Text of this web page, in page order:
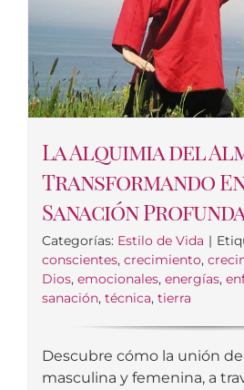
La Alquimia del
Transformando
Sanación
Categorías: Estilo de Vida |
conscientes, crecimiento,
Dios, emocionales, energías,
sanación, técnica, tierra
Descubre cómo la unión
masculina y femenina, a